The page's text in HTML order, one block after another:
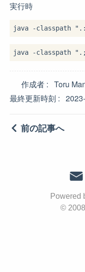
実行時
作成者
Toru
最終更新時刻
前の記事へ
Powered
©